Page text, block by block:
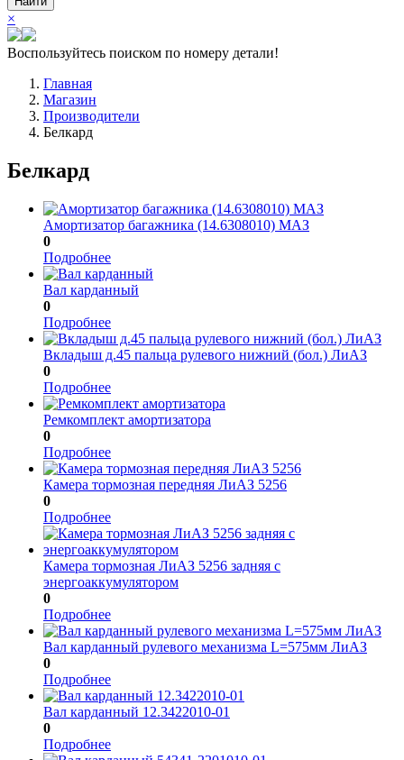
×
Воспользуйтесь поиском по номеру детали!
Главная
Магазин
Производители
Белкард
Белкард
Амортизатор багажника (14.6308010) МАЗ
0
Подробнее
Вал карданный
0
Подробнее
Вкладыш д.45 пальца рулевого нижний (бол.) ЛиАЗ
0
Подробнее
Ремкомплект амортизатора
0
Подробнее
Камера тормозная передняя ЛиАЗ 5256
0
Подробнее
Камера тормозная ЛиАЗ 5256 задняя с
энергоаккумулятором
0
Подробнее
Вал карданный рулевого механизма L=575мм ЛиАЗ
0
Подробнее
Вал карданный 12.3422010-01
0
Подробнее